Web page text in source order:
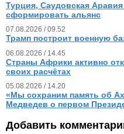
Турция, Саудовская
сформировать альянс
07.08.2026 / 09.52
Трамп построит военную
06.08.2026 / 14.45
Страны Африки активно
своих расчётах
05.08.2026 / 14.20
«Мы сохраним память об
Медведев о первом
Добавить